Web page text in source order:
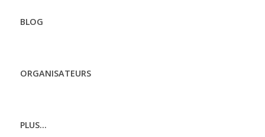
BLOG
ORGANISATEURS
PLUS...